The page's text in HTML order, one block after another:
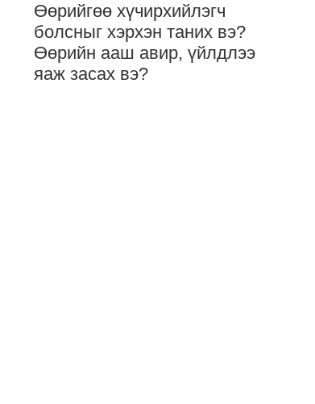
Өөрийгөө хүчирхийлэгч
болсныг хэрхэн таних вэ?
Өөрийн ааш авир, үйлдлээ
яаж засах вэ?